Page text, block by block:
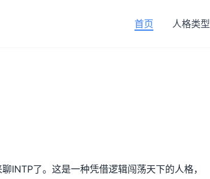
首页 人格类型
INTP了。这是一种凭借逻辑闯荡天下的人格，